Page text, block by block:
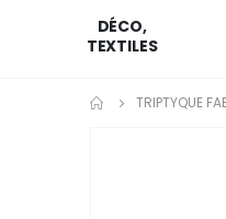
DÉCO,
TEXTILES
TRIPTYQUE